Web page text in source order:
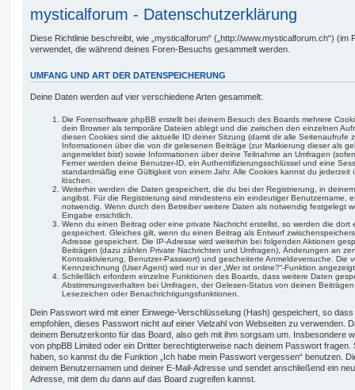
mysticalforum - Datenschutzerklärung
Diese Richtlinie beschreibt, wie „mysticalforum“ („http://www.mysticalforum.ch“) (im
verwendet, die während deines Foren-Besuchs gesammelt werden.
UMFANG UND ART DER DATENSPEICHERUNG
Deine Daten werden auf vier verschiedene Arten gesammelt:
Die Forensoftware phpBB erstellt bei deinem Besuch des Boards mehrere
dein Browser als temporäre Dateien ablegt und die zwischen den einzelnen
diesen Cookies sind die aktuelle ID deiner Sitzung (damit dir alle Seitenaufrufe
Informationen über die von dir gelesenen Beiträge (zur Markierung dieser als
angemeldet bist) sowie Informationen über deine Teilnahme an Umfragen
Ferner werden deine Benutzer-ID, ein Authentifizierungsschlüssel und eine
standardmäßig eine Gültigkeit von einem Jahr. Alle Cookies kannst du jederzeit
löschen.
Weiterhin werden die Daten gespeichert, die du bei der Registrierung, in
angibst. Für die Registrierung sind mindestens ein eindeutiger Benutzername,
notwendig. Wenn durch den Betreiber weitere Daten als notwendig festgelegt
Eingabe ersichtlich.
Wenn du einen Beitrag oder eine private Nachricht erstellst, so werden die
gespeichert. Gleiches gilt, wenn du einen Beitrag als Entwurf
Adresse gespeichert. Die IP-Adresse wird weiterhin bei folgenden Aktionen
Beiträgen (dazu zählen Private Nachrichten und Umfragen), Änderungen an
Kontoaktivierung, Benutzer-Passwort) und gescheiterte Anmeldeversuche. Die
Kennzeichnung (User Agent) wird nur in der „Wer ist online?“-Funktion
Schließlich erfordern einzelne Funktionen des Boards, dass weitere Daten
Abstimmungsverhalten bei Umfragen, der Gelesen-Status von deinen
Lesezeichen oder Benachrichtigungsfunktionen.
Dein Passwort wird mit einer Einwege-Verschlüsselung (Hash) gespeichert, so
empfohlen, dieses Passwort nicht auf einer Vielzahl von Webseiten zu verwenden.
deinem Benutzerkonto für das Board, also geh mit ihm sorgsam um. Insbesondere
von phpBB Limited oder ein Dritter berechtigterweise nach deinem Passwort
haben, so kannst du die Funktion „Ich habe mein Passwort vergessen“ benutzen.
deinem Benutzernamen und deiner E-Mail-Adresse und sendet anschließend ein
Adresse, mit dem du dann auf das Board zugreifen kannst.